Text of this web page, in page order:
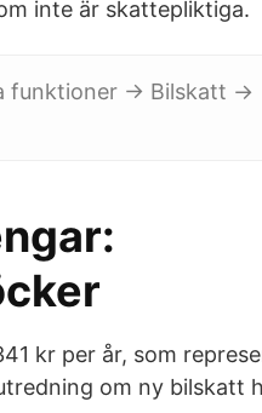
inte är skattepliktiga.
funktioner -> Bilskatt ->
kr per år, som
om ny bilskatt